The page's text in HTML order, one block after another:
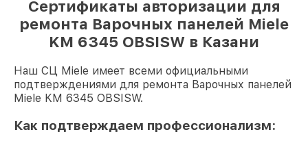
Сертификаты авторизации для
ремонта Варочных панелей Miele
KM 6345 OBSISW в Казани
Наш СЦ Miele имеет всеми официальными
подтверждениями для ремонта Варочных панелей
Miele KM 6345 OBSISW.
Как подтверждаем профессионализм: